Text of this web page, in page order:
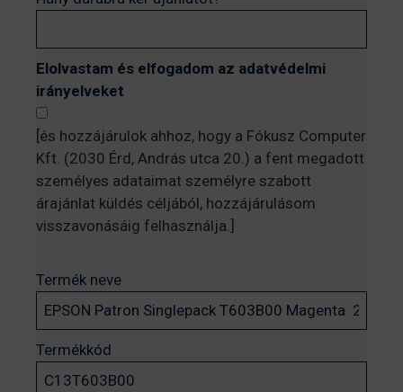
Elolvastam és elfogadom az adatvédelmi
irányelveket
[és hozzájárulok ahhoz, hogy a Fókusz Computer
Kft. (2030 Érd, András utca 20.) a fent megadott
személyes adataimat személyre szabott
árajánlat küldés céljából, hozzájárulásom
visszavonásáig felhasználja.]
Termék neve
Termékkód